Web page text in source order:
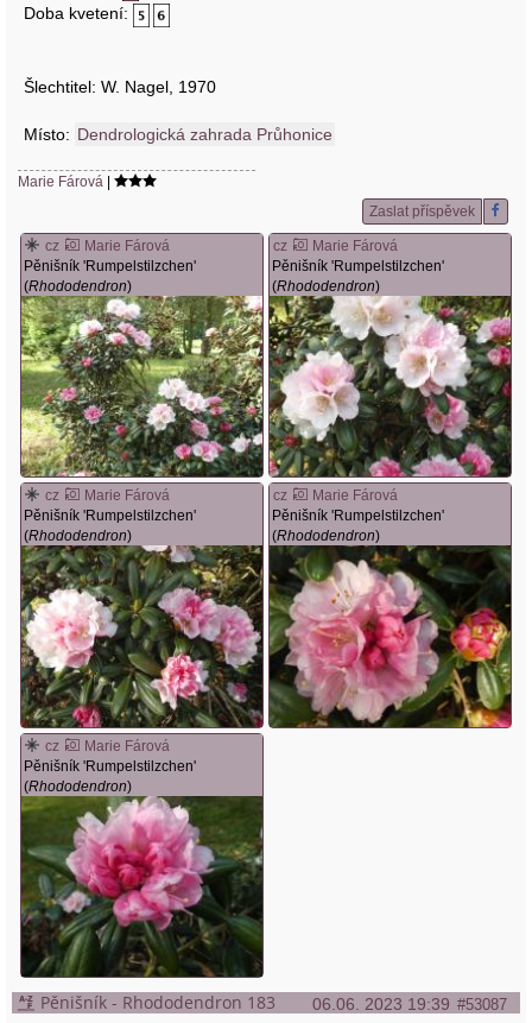
Doba kvetení:
Šlechtitel: W. Nagel, 1970
Místo: Dendrologická zahrada Průhonice
Marie Fárová |
Zaslat příspěvek
cz
Marie Fárová
Pěnišník 'Rumpelstilzchen'
(Rhododendron)
cz
Marie Fárová
Pěnišník 'Rumpelstilzchen'
(Rhododendron)
cz
Marie Fárová
Pěnišník 'Rumpelstilzchen'
(Rhododendron)
cz
Marie Fárová
Pěnišník 'Rumpelstilzchen'
(Rhododendron)
cz
Marie Fárová
Pěnišník 'Rumpelstilzchen'
(Rhododendron)
06.06. 2023 19:39 #53087
Pěnišník - Rhododendron 183